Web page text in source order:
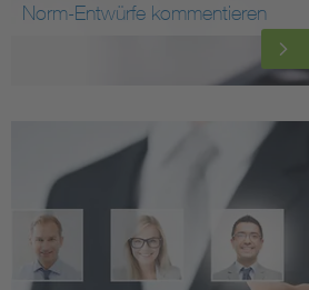
Norm-Entwürfe kommentieren